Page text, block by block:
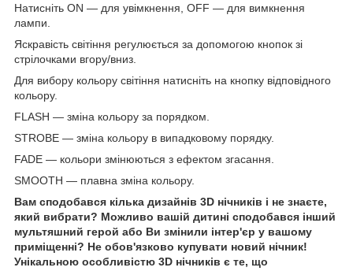
Натисніть ON — для увімкнення, OFF — для вимкнення
лампи.
Яскравість світіння регулюється за допомогою кнопок зі
стрілочками вгору/вниз.
Для вибору кольору світіння натисніть на кнопку відповідного
кольору.
FLASH — зміна кольору за порядком.
STROBE — зміна кольору в випадковому порядку.
FADE — кольори змінюються з ефектом згасання.
SMOOTH — плавна зміна кольору.
Вам сподобався кілька дизайнів 3D нічників і не знаєте,
який вибрати? Можливо вашій дитині сподобався інший
мультяшний герой або Ви змінили інтер'єр у вашому
приміщенні? Не обов'язково купувати новий нічник!
Унікальною особливістю 3D нічників є те, що